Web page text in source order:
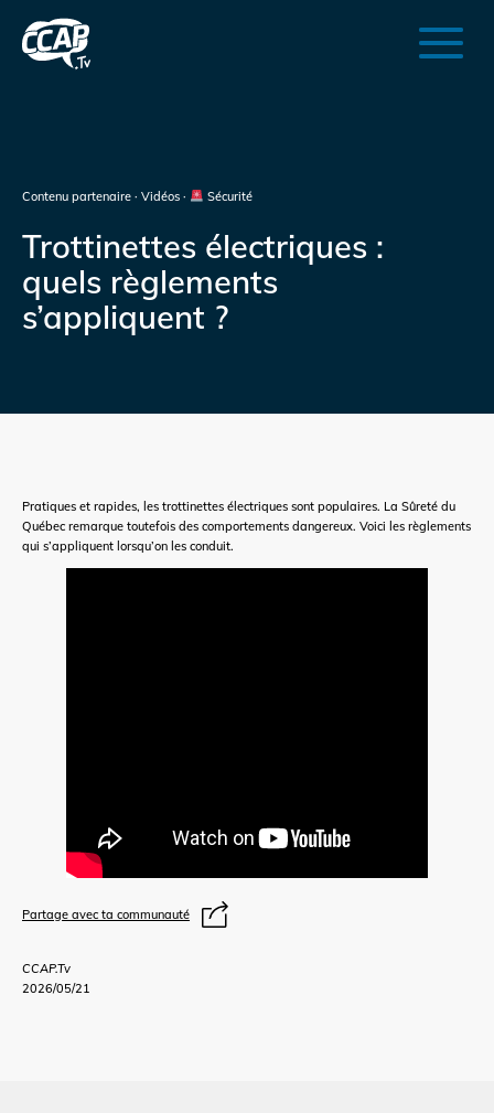
Contenu partenaire · Vidéos · Sécurité
Trottinettes électriques :
quels règlements
s’appliquent ?
CCAP.Tv
2026/05/21
Pratiques et rapides, les trottinettes électriques sont populaires. La Sûreté du
Québec remarque toutefois des comportements dangereux. Voici les règlements
qui s’appliquent lorsqu’on les conduit.
Partage avec ta communauté